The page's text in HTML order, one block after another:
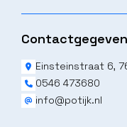
Einsteinstraat 6,
0546 473680
info@potijk.nl